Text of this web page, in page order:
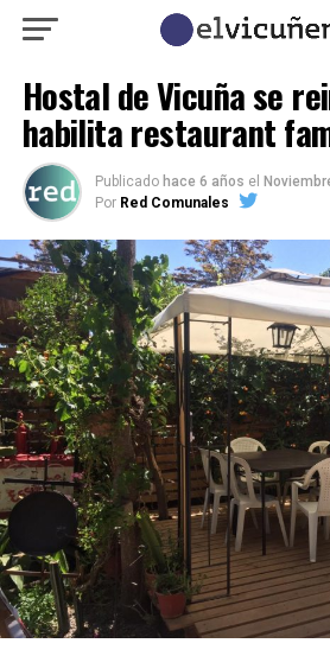
Hostal de Vicuña se
habilita restaurant
Publicado hace 6 años el
Por Red Comunales